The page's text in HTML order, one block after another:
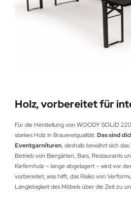
Holz, vorbereitet für
Für die Herstellung von WOODY SOLID
starkes Holz in Brauereiqualität. Das sind
Eventgarnituren, deshalb bewährt sich
Betrieb von Biergärten, Bars, Restaurants
Kiefernholz – lange abgelagert – wird vor
vorbereitet, was hilft, das Risiko von
Langlebigkeit des Möbels über die Zeit zu